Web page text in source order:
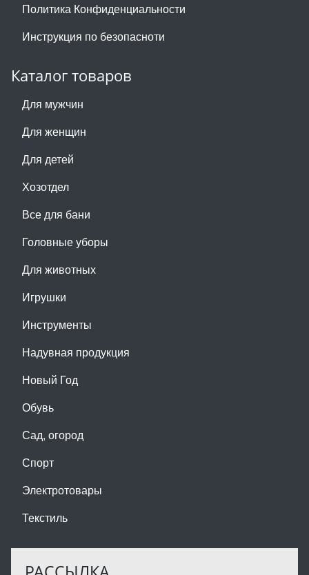
Политика Конфиденциальности
Инструкция по безопасноти
Каталог товаров
Для мужчин
Для женщин
Для детей
Хозотдел
Все для бани
Головные уборы
Для животных
Игрушки
Инструменты
Надувная продукция
Новый Год
Обувь
Сад, огород
Спорт
Электротовары
Текстиль